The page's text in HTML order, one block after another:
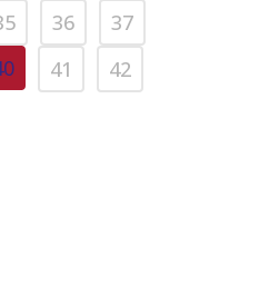
36
37
41 42